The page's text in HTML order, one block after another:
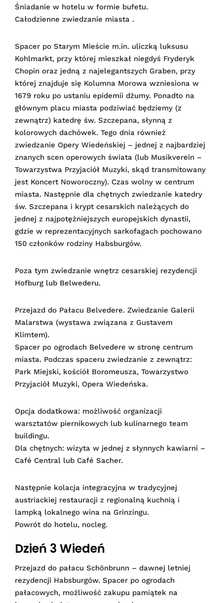
Śniadanie w hotelu w formie bufetu.
Całodzienne zwiedzanie miasta .
Spacer po Starym Mieście m.in. uliczką luksusu
Kohlmarkt, przy której mieszkał niegdyś Fryderyk
Chopin oraz jedną z najelegantszych Graben, przy
której znajduje się Kolumna Morowa wzniesiona w
1679 roku po ustaniu epidemii dżumy. Ponadto na
głównym placu miasta podziwiać będziemy (z
zewnątrz) katedrę św. Szczepana, słynną z
kolorowych dachówek. Tego dnia również
zwiedzanie Opery Wiedeńskiej – jednej z najbardziej
znanych scen operowych świata (lub Musikverein –
Towarzystwa Przyjaciół Muzyki, skąd transmitowany
jest Koncert Noworoczny). Czas wolny w centrum
miasta. Następnie dla chętnych zwiedzanie katedry
św. Szczepana i krypt cesarskich należących do
jednej z najpotężniejszych europejskich dynastii,
gdzie w reprezentacyjnych sarkofagach pochowano
150 członków rodziny Habsburgów.
Poza tym zwiedzanie wnętrz cesarskiej rezydencji
Hofburg lub Belwederu.
Przejazd do Pałacu Belvedere. Zwiedzanie Galerii
Malarstwa (wystawa związana z Gustavem
Klimtem).
Spacer po ogrodach Belvedere w stronę centrum
miasta. Podczas spaceru zwiedzanie z zewnątrz:
Park Miejski, kościół Boromeusza, Towarzystwo
Przyjaciół Muzyki, Opera Wiedeńska.
Opcja dodatkowa: możliwość organizacji
warsztatów piernikowych lub kulinarnego team
buildingu.
Dla chętnych: wizyta w jednej z słynnych kawiarni –
Café Central lub Café Sacher.
Następnie kolacja integracyjna w tradycyjnej
austriackiej restauracji z regionalną kuchnią i
lampką lokalnego wina na Grinzingu.
Powrót do hotelu, nocleg.
Dzień 3 Wiedeń
Przejazd do pałacu Schönbrunn – dawnej letniej
rezydencji Habsburgów. Spacer po ogrodach
pałacowych, możliwość zakupu pamiątek na